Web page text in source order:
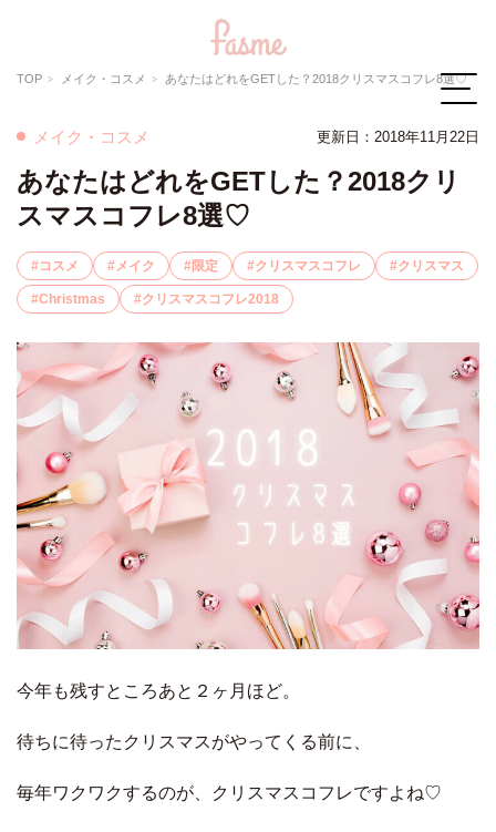
TOP メイク・コスメ あなたはどれをGETした？2018クリスマスコフレ8選♡
メイク・コスメ 更新日：2018年11月22日
あなたはどれをGETした？2018クリ
スマスコフレ8選♡
コスメ メイク 限定 クリスマスコフレ クリスマス
Christmas クリスマスコフレ2018
今年も残すところあと２ヶ月ほど。
待ちに待ったクリスマスがやってくる前に、
毎年ワクワクするのが、クリスマスコフレですよね♡